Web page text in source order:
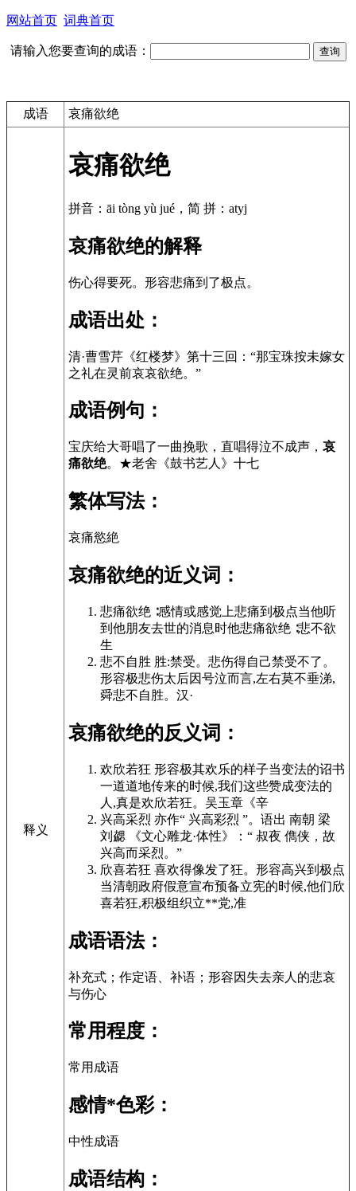
网站首页 词典首页
请输入您要查询的成语：
成语 哀痛欲绝
释义
哀痛欲绝
拼音：āi tòng yù jué，简 拼：atyj
哀痛欲绝的解释
伤心得要死。形容悲痛到了极点。
成语出处：
清·曹雪芹《红楼梦》第十三回：“那宝珠按未嫁女
之礼在灵前哀哀欲绝。”
成语例句：
宝庆给大哥唱了一曲挽歌，直唱得泣不成声， 哀
痛欲绝。★老舍《鼓书艺人》十七
繁体写法：
哀痛慾絶
哀痛欲绝的近义词：
悲痛欲绝 ∶感情或感觉上悲痛到极点当他听
到他朋友去世的消息时他悲痛欲绝 ∶悲不欲
生
悲不自胜 胜:禁受。悲伤得自己禁受不了。
形容极悲伤太后因号泣而言,左右莫不垂涕,
舜悲不自胜。汉·
哀痛欲绝的反义词：
欢欣若狂 形容极其欢乐的样子当变法的诏书
一道道地传来的时候,我们这些赞成变法的
人,真是欢欣若狂。吴玉章《辛
兴高采烈 亦作“ 兴高彩烈 ”。语出 南朝 梁
刘勰 《文心雕龙·体性》：“ 叔夜 儁侠，故
兴高而采烈。”
欣喜若狂 喜欢得像发了狂。形容高兴到极点
当清朝政府假意宣布预备立宪的时候,他们欣
喜若狂,积极组织立**党,准
成语语法：
补充式；作定语、补语；形容因失去亲人的悲哀
与伤心
常用程度：
常用成语
感情*色彩：
中性成语
成语结构：